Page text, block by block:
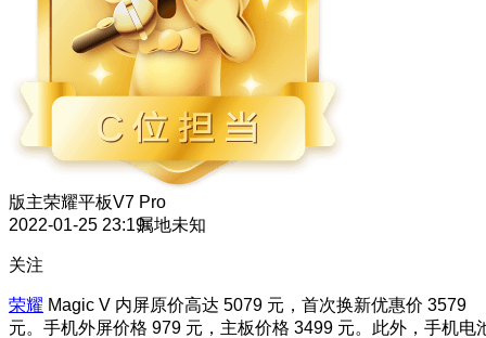
版主荣耀平板V7 Pro
2022-01-25 23:19属地未知
关注
荣耀 Magic V 内屏原价高达 5079 元，首次换新优惠价 3579
元。手机外屏价格 979 元，主板价格 3499 元。此外，手机电